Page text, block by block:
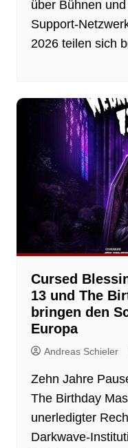
über Bühnen
Support-
2026 teilen sich
Cursed
13 und The
bringen den
Europa
Andreas Schieler
Zehn Jahre
The Birthday
unerledigter
Darkwave-